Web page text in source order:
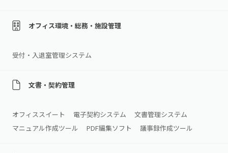
オフィス環境・総務・施設管理
受付・入退室管理システム
文書・契約管理
オフィススイート 電子契約システム
文書管理システム
マニュアル作成ツール
PDF編集ソフト 議事録作成ツール